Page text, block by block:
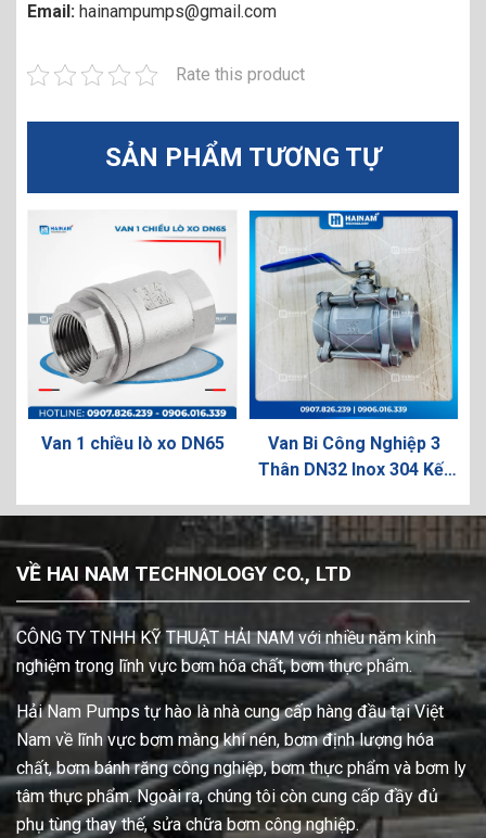
Email: hainampumps@gmail.com
Rate this product
SẢN PHẨM TƯƠNG TỰ
Van 1 chiều lò xo DN65
Van Bi Công Nghiệp 3
Thân DN32 Inox 304 Kết
VỀ HAI NAM TECHNOLOGY CO., LTD
CÔNG TY TNHH KỸ THUẬT HẢI NAM với nhiều năm kinh
nghiệm trong lĩnh vực bơm hóa chất, bơm thực phẩm.
Hải Nam Pumps tự hào là nhà cung cấp hàng đầu tại Việt
Nam về lĩnh vực bơm màng khí nén, bơm định lượng hóa
chất, bơm bánh răng công nghiệp, bơm thực phẩm và bơm ly
tâm thực phẩm. Ngoài ra, chúng tôi còn cung cấp đầy đủ
phụ tùng thay thế, sửa chữa bơm công nghiệp.